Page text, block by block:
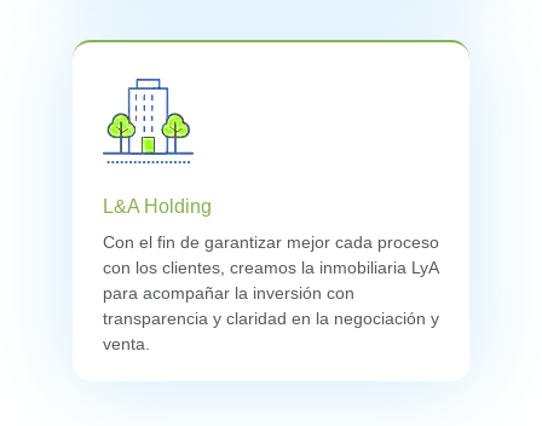
L&A Holding
Con el fin de garantizar mejor cada proceso
con los clientes, creamos la inmobiliaria LyA
para acompañar la inversión con
transparencia y claridad en la negociación y
venta.